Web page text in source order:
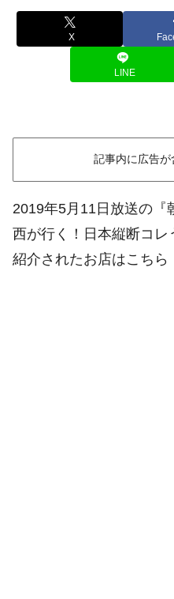
X
LINE
記事内に広告が
2019年5月11日放送の『
西が行く！日本縦断コレ
紹介されたお店はこちら